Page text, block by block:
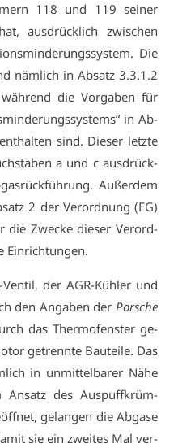
118 und 119 sei­ner
aus­drück­lich zwi­schen
Die
näm­lich in Ab­satz 3.​3.​1.​2
die Vor­ga­ben für
in Ab­
sind. Die­ser letz­te
a und c aus­drück­
Au­ßer­dem
2 der Ver­ord­nung (EG)
die Zwe­cke die­ser Ver­ord­
Ein­rich­tun­gen.
der AGR-Küh­ler und
den An­ga­ben der Por­sche
das Ther­mo­fens­ter ge­
ge­trenn­te Bau­tei­le. Das
in un­mit­tel­ba­rer Nä­he
An­satz des Aus­puff­krüm­
ge­lan­gen die Ab­ga­se
sie ein zwei­tes Mal ver­